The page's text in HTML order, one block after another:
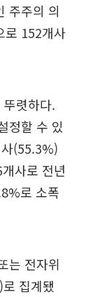
주주의 의
로 152개사
렷하다.
정할 수 있
(55.3%)
사로 전년
로 소폭
는 전자위
집계됐